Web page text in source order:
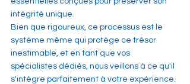
intégrité unique.
Bien que rigoureux, ce processus est le
système même qui protège ce trésor
inestimable, et en tant que vos
spécialistes dédiés, nous veillons à ce qu'il
s'intègre parfaitement à votre expérience.